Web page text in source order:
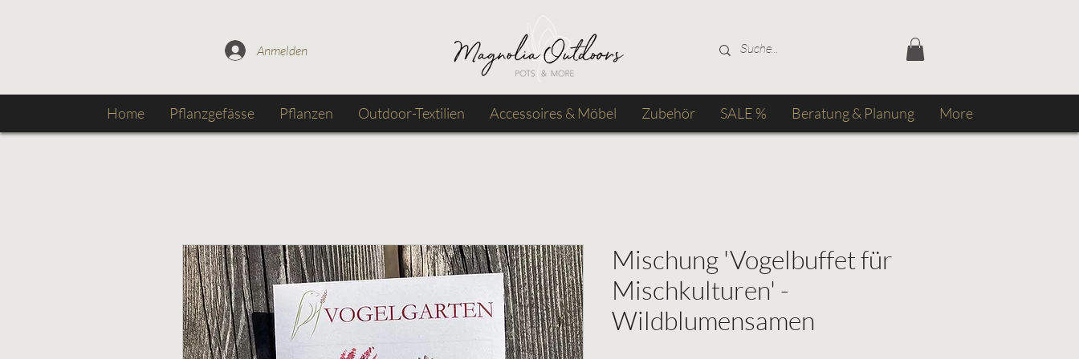
Anmelden
Home Pflanzgefässe Pflanzen Outdoor-Textilien Accessoires & Möbel Zubehör SALE % Beratung & Planung More
Mischung 'Vogelbuffet für
Mischkulturen' -
Wildblumensamen